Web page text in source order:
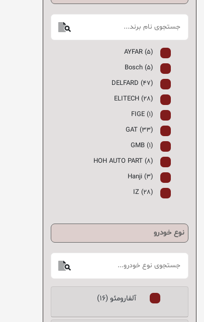
AYFAR (5)
Bosch (5)
DELFARD (47)
ELITECH (28)
FIGE (1)
GAT (33)
GMB (1)
HOH AUTO PART (8)
Hanji (3)
IZ (28)
KHF (10)
MOBIS (298)
NGK (2)
OEM (6)
PH (0)
PMR (0)
نوع خودرو
آلفارومئو (16)